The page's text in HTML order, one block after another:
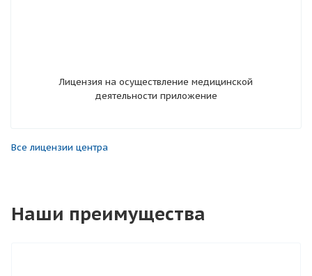
Лицензия на осуществление медицинской
деятельности приложение
Все лицензии центра
Наши преимущества